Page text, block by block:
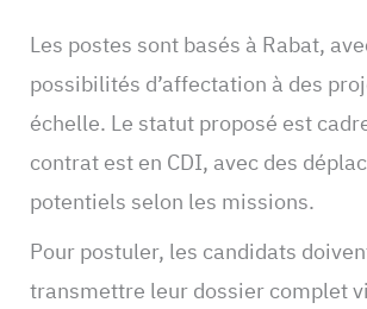
Les postes sont basés à Rabat,
possibilités d’affectation à des
échelle. Le statut proposé est
contrat est en CDI, avec des
potentiels selon les missions.
Pour postuler, les candidats
transmettre leur dossier complet